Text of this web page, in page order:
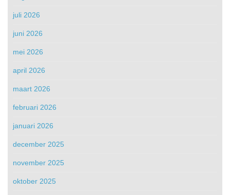
juli 2026
juni 2026
mei 2026
april 2026
maart 2026
februari 2026
januari 2026
december 2025
november 2025
oktober 2025